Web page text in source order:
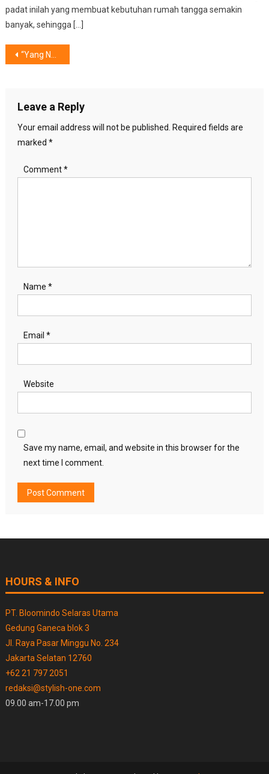
padat inilah yang membuat kebutuhan rumah tangga semakin
banyak, sehingga […]
Post
“Yang Ngerokok Kamu, Yang Sakit Serumah!” Kampanye Yayasan Kanker Indonesia dan Perhimpunan Onkologi Indonesia
Leave a Reply
Your email address will not be published.
Required fields are
marked *
Comment*
Name *
Email *
Website
Save my name, email, and website in this browser for the
next time I comment.
HOURS & INFO
PT. Bloomindo Selaras Utama
Gedung Ganeca blok 3
Jl. Raya Pasar Minggu No. 234
Jakarta Selatan 12760
+62 21 797 2051
redaksi@stylish-one.com
09.00 am-17.00 pm